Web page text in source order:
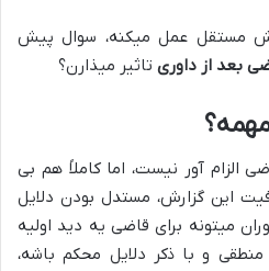
مستقل عمل میکنه، سوال پیش
بعد از داوری تاثیر میذارن؟
الزام آور نیست، اما کاملاً هم بی
این گزارش، مستدل بودن دلایل
میتونه برای قاضی یه دید اولیه
منطقی و با ذکر دلایل محکم باشه،